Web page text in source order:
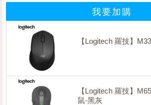
我要加購
【Logitech 羅技】
【Logitech 羅技】
鼠-黑灰